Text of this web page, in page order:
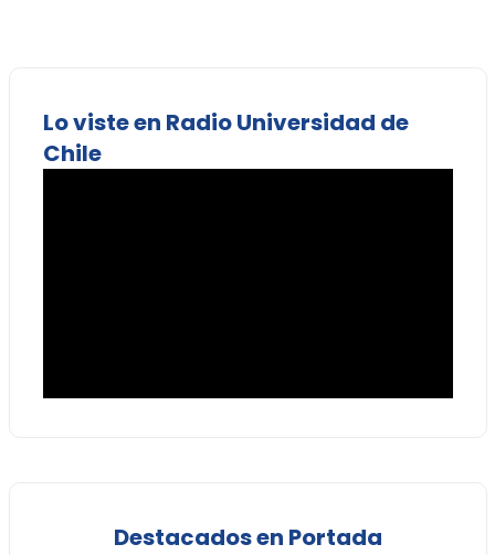
Lo viste en Radio Universidad de
Chile
Destacados en Portada